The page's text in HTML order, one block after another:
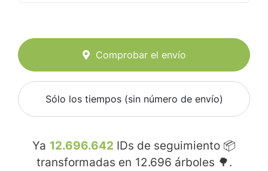
Comprobar el envío
Sólo los tiempos (sin número de envío)
Ya 12.696.642 IDs de seguimiento 📦
transformadas en 12.696 árboles 🌳.